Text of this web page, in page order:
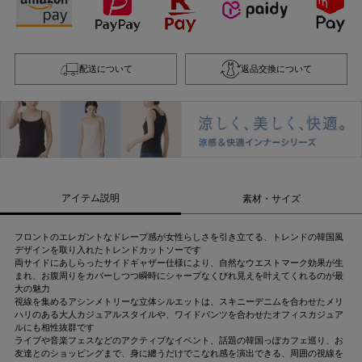
配送について 返品交換について
アイテム説明 素材・サイズ
フロントのエレガントなドレープ感が女性らしさを引き立てる、トレンドの韓国風
デザインを取り入れたトレンドカットソーです
両サイドにあしらったサイドギャザー仕様により、自然なウエストマーク効果が生
まれ、お腹周りをカバーしつつ瞬時にシャープなくびれ見えを叶えてくれるのが最
大の魅力
視線を集めるアシンメトリーな立体シルエットは、スキニーデニムを合わせたメリ
ハリのある大人カジュアルスタイルや、ワイドパンツを合わせたオフィスカジュア
ルにも相性抜群です
ライブや音楽フェスなどのアクティブなイベント、話題の韓国っぽカフェ巡り、お
友達とのショッピングまで、身に纏うだけでこなれ感を演出できる、周囲の視線を